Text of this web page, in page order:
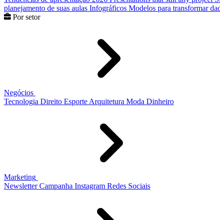
planejamento de suas aulas Infográficos Modelos para transformar
Por setor
Negócios
Tecnologia Direito Esporte Arquitetura Moda Dinheiro
Marketing
Newsletter Campanha Instagram Redes Sociais